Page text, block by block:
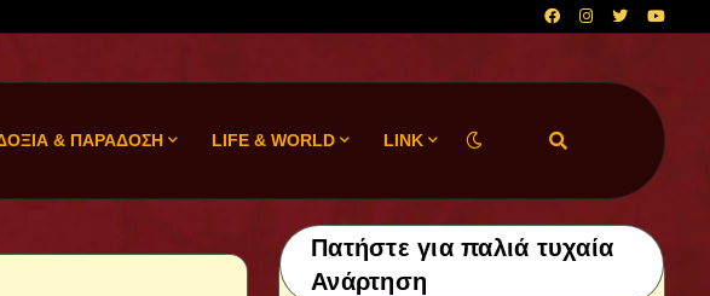
& ΠΑΡΑΔΟΣΗ LIFE & WORLD LINK
Πατήστε για παλιά τυχαία
Ανάρτηση